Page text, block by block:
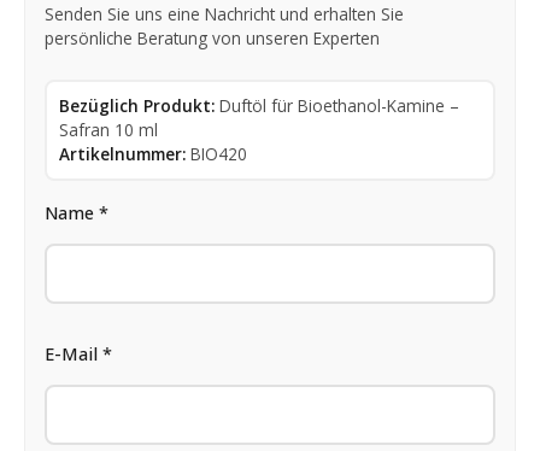
Senden Sie uns eine Nachricht und erhalten Sie
persönliche Beratung von unseren Experten
Bezüglich Produkt: Duftöl für Bioethanol-Kamine –
Safran 10 ml
Artikelnummer: BIO420
Name *
E-Mail *